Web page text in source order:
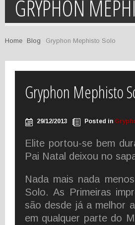
GRYPHON
Home Blog Gryphon Mephisto Solo
Gryphon Mephisto
29/12/2013 Posted in
Elite portou-se bem
Pai Natal deixou no
Nada mais nada
Solo. As Primeiras
são desde já a melhor
em qualquer parte do